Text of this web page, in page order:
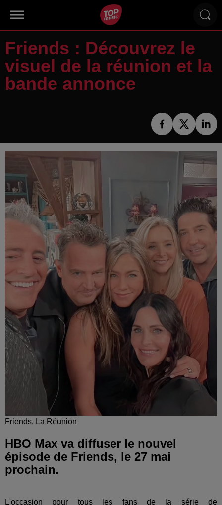
Friends : Découvrez le
visuel de la réunion et la
bande annonce
Friends, La Réunion
HBO Max va diffuser le nouvel
épisode de Friends, le 27 mai
prochain.
L'occasion pour tous les fans de la série de